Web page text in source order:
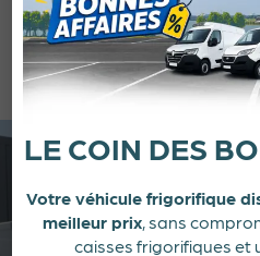
Retrouvez tous les
agence
Froid &
LE COIN DES
Votre véhicule frigorifique
meilleur prix, sans
caisses frigorifiques et